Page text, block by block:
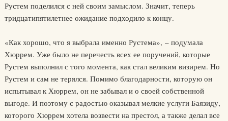
Рустем поделился с ней своим замыслом. Значит, теперь
тридцатипятилетнее ожидание подходило к концу.
«Как хорошо, что я выбрала именно Рустема», – подумала
Хюррем. Уже было не перечесть всех ее поручений, которые
Рустем выполнил с того момента, как стал великим визирем. Но
Рустем и сам не терялся. Помимо благодарности, которую он
испытывал к Хюррем, он не забывал и о своей собственной
выгоде. И поэтому с радостью оказывал мелкие услуги Баязиду,
которого Хюррем хотела возвести на престол, а также делал все